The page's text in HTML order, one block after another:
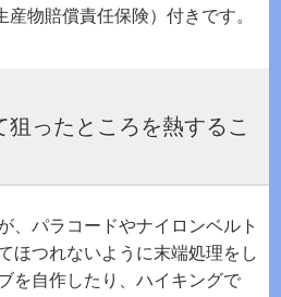
物賠償責任保険）付きです。
狙ったところを熱するこ
、パラコードやナイロンベルト
ほつれないように末端処理をし
を自作したり、ハイキングで